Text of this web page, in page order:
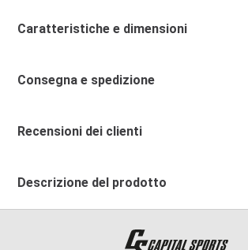
Caratteristiche e dimensioni
Consegna e spedizione
Recensioni dei clienti
Descrizione del prodotto